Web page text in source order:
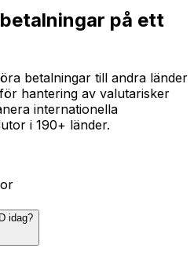
på ett
betalningar till andra länder
hantering av valutarisker
internationella
i 190+ länder.
idag?